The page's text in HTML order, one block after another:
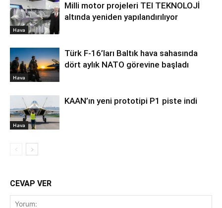
Hava
Milli motor projeleri TEI TEKNOLOJİ
altında yeniden yapılandırılıyor
Hava
Türk F-16’ları Baltık hava sahasında
dört aylık NATO görevine başladı
Hava
KAAN’ın yeni prototipi P1 piste indi
CEVAP VER